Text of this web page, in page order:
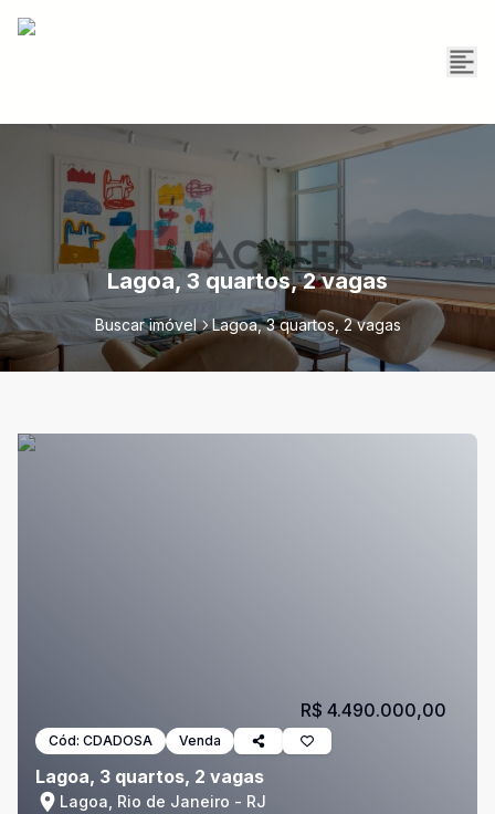
Lagoa, 3 quartos, 2 vagas
Buscar imóvel Lagoa, 3 quartos, 2 vagas
Cód: CDADOSA Venda
Lagoa, 3 quartos, 2 vagas
Lagoa, Rio de Janeiro - RJ
R$ 4.490.000,00